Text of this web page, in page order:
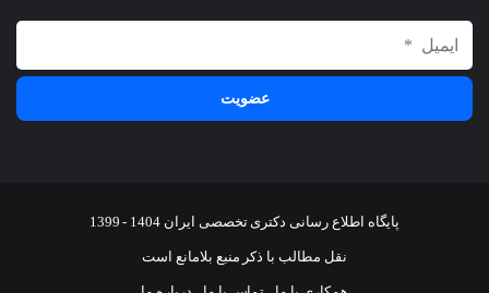
پایگاه اطلاع رسانی دکتری تخصصی ایران 1404 - 1399
نقل مطالب با ذکر منبع بلامانع است